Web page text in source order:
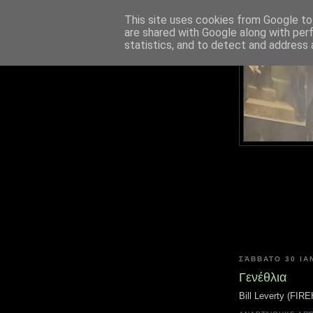
ΣΆΒΒΑΤΟ 30
Γενέθλια
Bill Leverty
This site uses cookies from Google
are shared with Google along with
statistics, and to detect and address